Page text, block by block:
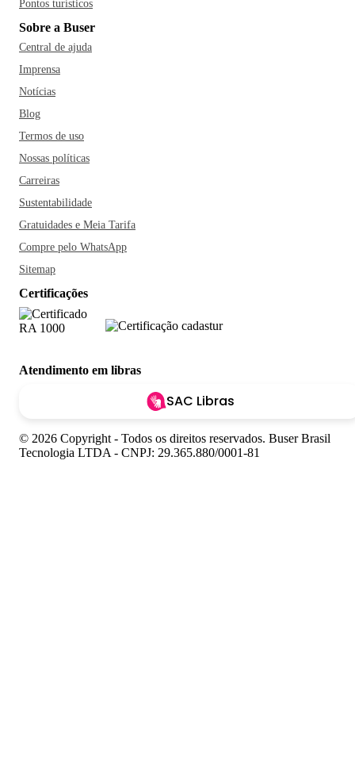
Pontos turísticos
Sobre a Buser
Central de ajuda
Imprensa
Notícias
Blog
Termos de uso
Nossas políticas
Carreiras
Sustentabilidade
Gratuidades e Meia Tarifa
Compre pelo WhatsApp
Sitemap
Certificações
Atendimento em libras
SAC Libras
© 2026 Copyright - Todos os direitos reservados. Buser Brasil
Tecnologia LTDA - CNPJ: 29.365.880/0001-81